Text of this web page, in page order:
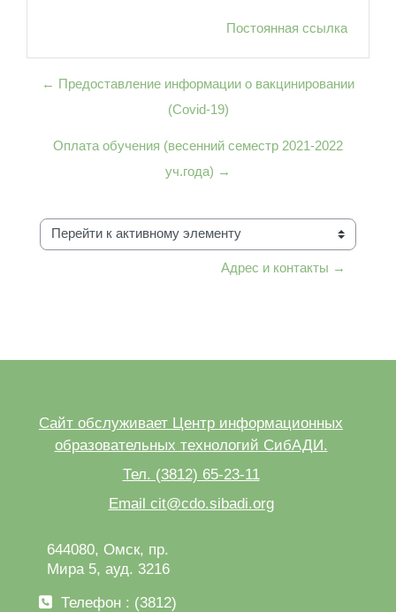
Постоянная ссылка
← Предоставление информации о вакцинировании
(Covid-19)
Оплата обучения (весенний семестр 2021-2022
уч.года) →
Перейти к активному элементу
Адрес и контакты →
Сайт обслуживает Центр информационных
образовательных технологий СибАДИ.
Тел. (3812) 65-23-11
Email cit@cdo.sibadi.org
644080, Омск, пр.
Мира 5, ауд. 3216
Телефон : (3812)